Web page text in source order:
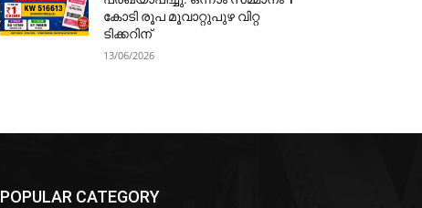
കോടി രൂപ മൂവാറ്റുപുഴ വിറ്റ
ടിക്കറിന്
13/06/2026
POPULAR CATEGORY